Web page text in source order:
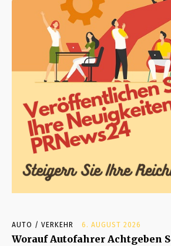
AUTO / VERKEHR 6. AUGUST 2026
Worauf Autofahrer Achtgeben